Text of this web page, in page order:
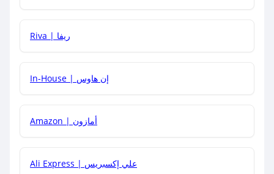
هل يمكنني جمع كود خصم مع العروض الأخرى؟
Riva | ريفا
In-House | إن هاوس
Amazon | أمازون
Ali Express | علي إكسبريس